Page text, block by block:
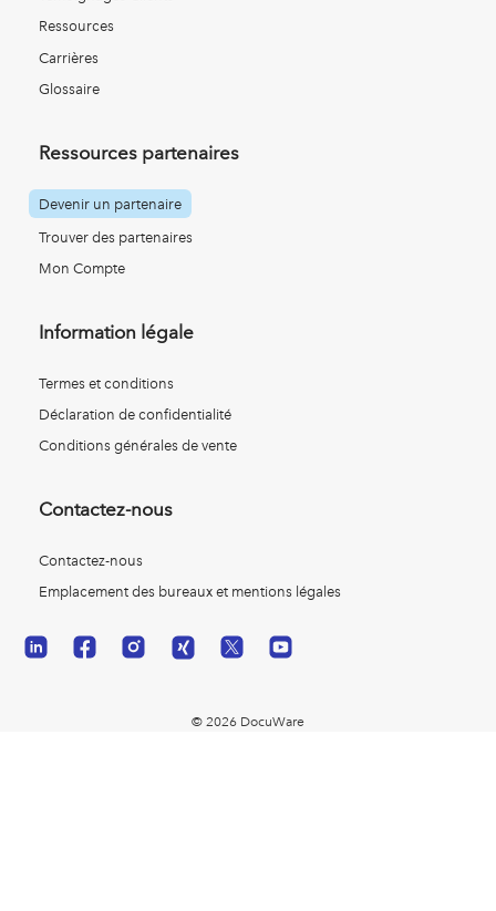
Ressources
Carrières
Glossaire
Ressources partenaires
Devenir un partenaire
Trouver des partenaires
Mon Compte
Information légale
Termes et conditions
Déclaration de confidentialité
Conditions générales de vente
Contactez-nous
Contactez-nous
Emplacement des bureaux et mentions légales
© 2026 DocuWare